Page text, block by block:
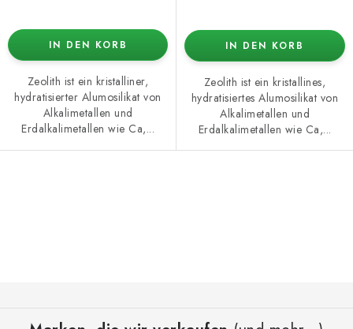
IN DEN KORB
Zeolith ist ein kristalliner,
hydratisierter Alumosilikat von
Alkalimetallen und
Erdalkalimetallen wie Ca,...
IN DEN KORB
Zeolith ist ein kristallines,
hydratisiertes Alumosilikat von
Alkalimetallen und
Erdalkalimetallen wie Ca,...